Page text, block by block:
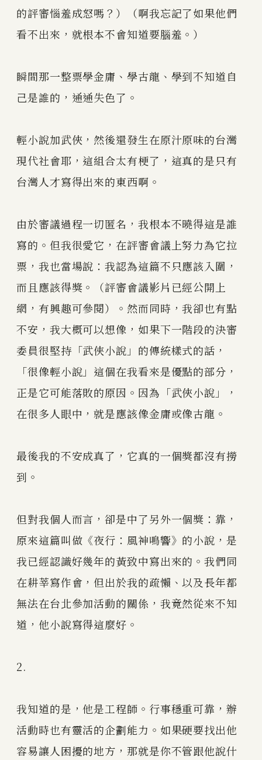
的評審惱羞成怒嗎？）（啊我忘記了如果他們
看不出來，就根本不會知道要腦羞。）
瞬間那一整票學金庸、學古龍、學到不知道自
己是誰的，通通失色了。
輕小說加武俠，然後還發生在原汁原味的台灣
現代社會耶，這組合太有梗了，這真的是只有
台灣人才寫得出來的東西啊。
由於審議過程一切匿名，我根本不曉得這是誰
寫的。但我很愛它，在評審會議上努力為它拉
票，我也當場說：我認為這篇不只應該入圍，
而且應該得獎。（評審會議影片已經公開上
網，有興趣可參閱）。然而同時，我卻也有點
不安，我大概可以想像，如果下一階段的決審
委員很堅持「武俠小說」的傳統樣式的話，
「很像輕小說」這個在我看來是優點的部分，
正是它可能落敗的原因。因為「武俠小說」，
在很多人眼中，就是應該像金庸或像古龍。
最後我的不安成真了，它真的一個獎都沒有撈
到。
但對我個人而言，卻是中了另外一個獎：靠，
原來這篇叫做《夜行：風神鳴響》的小說，是
我已經認識好幾年的黃致中寫出來的。我們同
在耕莘寫作會，但出於我的疏懶、以及長年都
無法在台北參加活動的關係，我竟然從來不知
道，他小說寫得這麼好。
2.
我知道的是，他是工程師。行事穩重可靠，辦
活動時也有靈活的企劃能力。如果硬要找出他
容易讓人困擾的地方，那就是你不管跟他說什